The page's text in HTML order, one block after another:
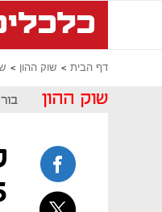
דף הבית שוק ההון
שוק ההון
5